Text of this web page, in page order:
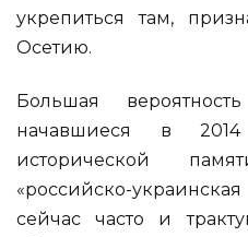
укрепиться там,
Осетию.
Большая
начавшиеся в
исторической
«российско-
сейчас часто и